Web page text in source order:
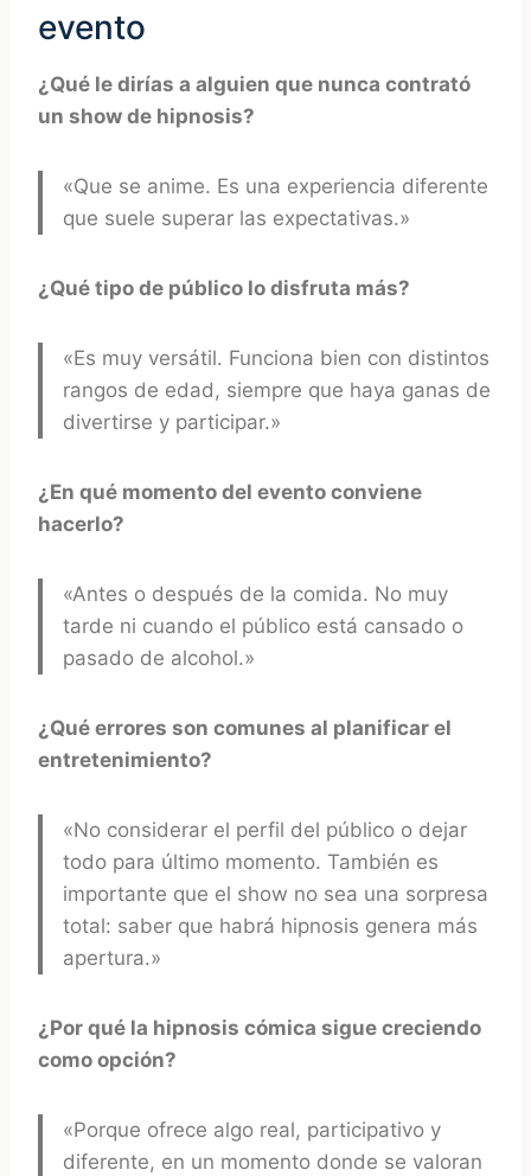
evento
¿Qué le dirías a alguien que nunca contrató
un show de hipnosis?
«Que se anime. Es una experiencia diferente
que suele superar las expectativas.»
¿Qué tipo de público lo disfruta más?
«Es muy versátil. Funciona bien con distintos
rangos de edad, siempre que haya ganas de
divertirse y participar.»
¿En qué momento del evento conviene
hacerlo?
«Antes o después de la comida. No muy
tarde ni cuando el público está cansado o
pasado de alcohol.»
¿Qué errores son comunes al planificar el
entretenimiento?
«No considerar el perfil del público o dejar
todo para último momento. También es
importante que el show no sea una sorpresa
total: saber que habrá hipnosis genera más
apertura.»
¿Por qué la hipnosis cómica sigue creciendo
como opción?
«Porque ofrece algo real, participativo y
diferente, en un momento donde se valoran